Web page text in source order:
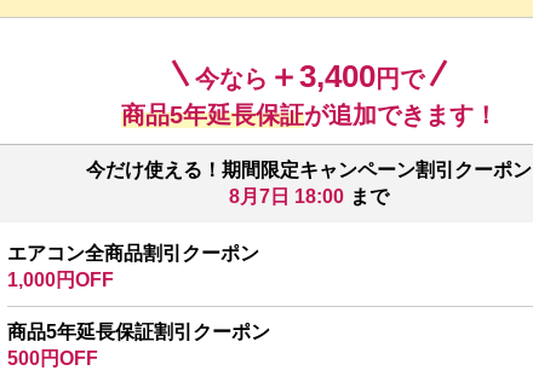
今なら ＋3,400円で
商品5年延長保証が追加できます！
今だけ使える！期間限定キャンペーン割引クーポン
8月7日 18:00 まで
エアコン全商品割引クーポン
1,000円OFF
商品5年延長保証割引クーポン
500円OFF